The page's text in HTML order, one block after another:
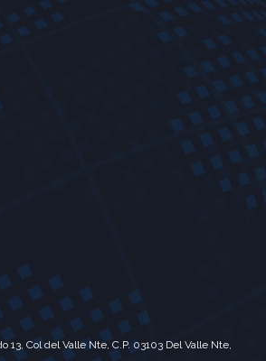
13, Col del Valle Nte, C.P. 03103 Del Valle Nte,